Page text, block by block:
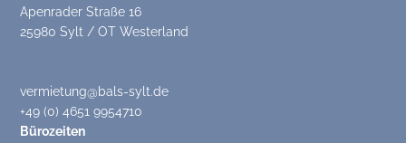
Apenrader Straße 16
25980 Sylt / OT Westerland
vermietung@bals-sylt.de
+49 (0) 4651 9954710
Bürozeiten